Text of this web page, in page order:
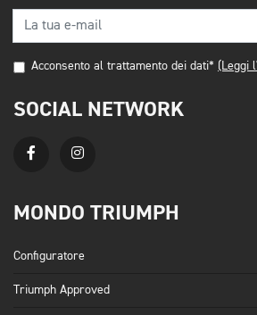
Acconsento al trattamento dei dati* (Leggi
SOCIAL NETWORK
MONDO TRIUMPH
Configuratore
Triumph Approved